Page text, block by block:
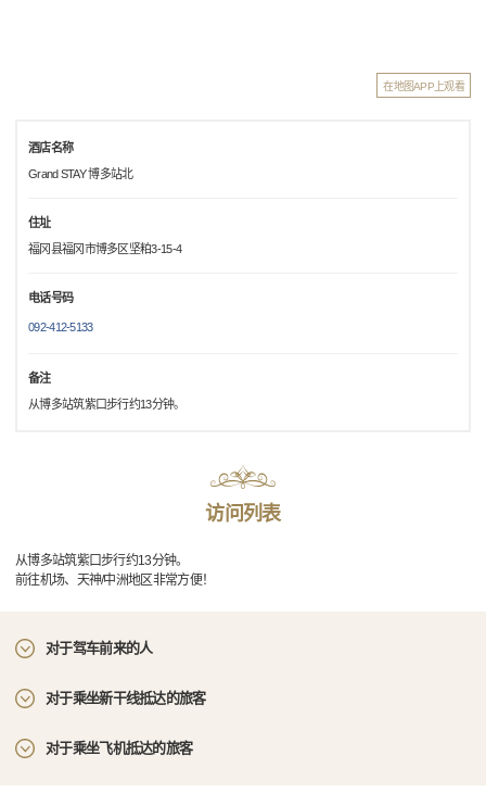
在地图APP上观看
酒店名称
Grand STAY 博多站北
住址
福冈县福冈市博多区坚粕3-15-4
电话号码
092-412-5133
备注
从博多站筑紫口步行约13分钟。
访问列表
从博多站筑紫口步行约13分钟。
前往机场、天神/中洲地区非常方便！
对于驾车前来的人
对于乘坐新干线抵达的旅客
对于乘坐飞机抵达的旅客